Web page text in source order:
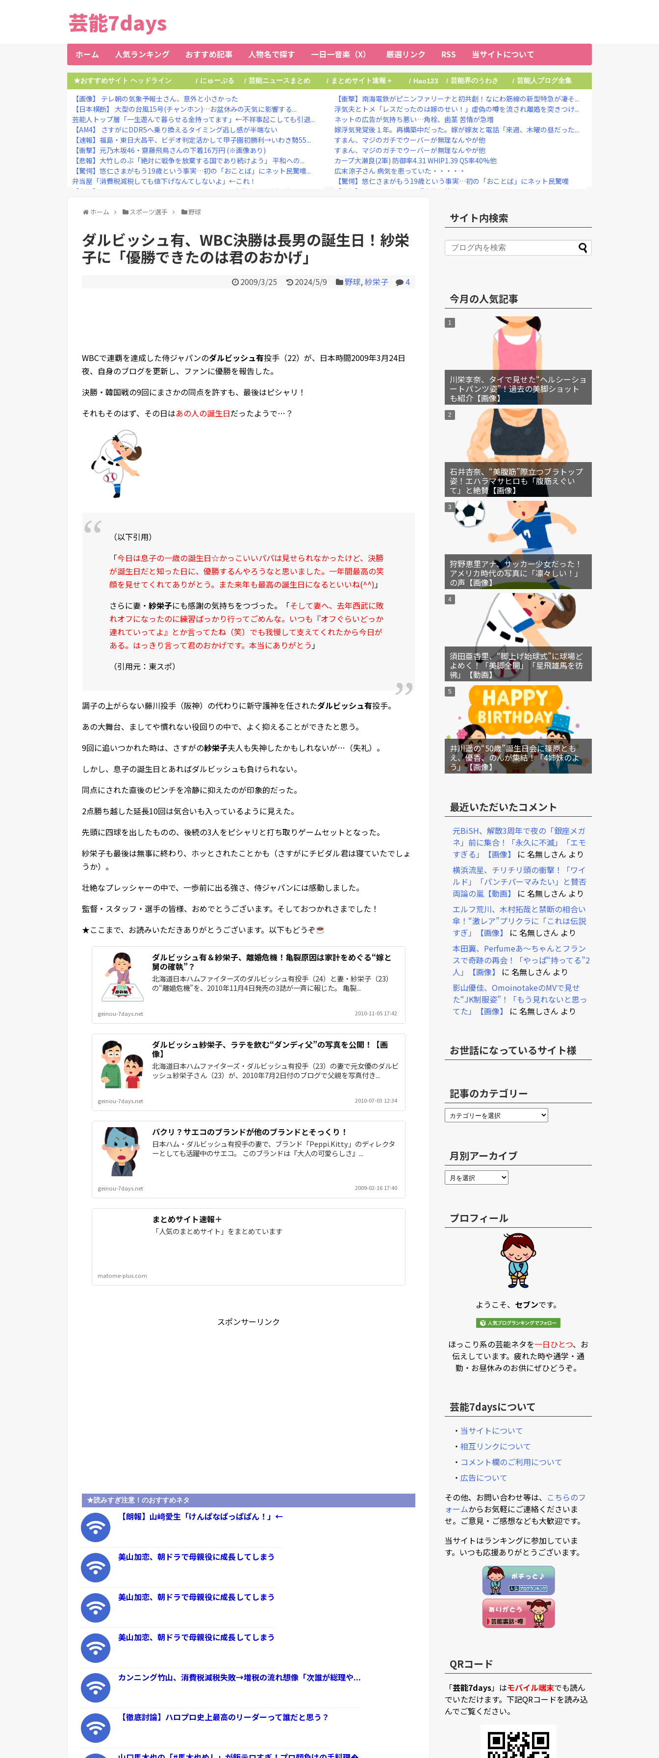
芸能7days
ホーム 人気ランキング おすすめ記事 人物名で探す 一日一音楽（X） 厳選リンク RSS 当サイトについて
★おすすめサイト ヘッドライン / にゅーぷる / 芸能ニュースまとめ / まとめサイト速報＋ / Hao123 / 芸能界のうわさ / 芸能人ブログ全集
【画像】 テレ朝の気象予報士さん、意外と小さかった
【日本横断】 大型の台風15号(チャンホン)…お盆休みの天気に影響する...
芸能人トップ層「一生遊んで暮らせる金持ってます」←不祥事起こしても引退...
【AM4】 さすがにDDR5へ乗り換えるタイミング逃し感が半端ない
【速報】福島・東日大昌平、ビデオ判定活かして甲子園初勝利→いわき勢55...
【衝撃】元乃木坂46・齋藤飛鳥さんの下着16万円 (※画像あり)
【悲報】大竹しのぶ「絶対に戦争を放棄する国であり続けよう」 平和への...
【驚愕】悠仁さまがもう19歳という事実…初の「おことば」にネット民驚嘆...
弁当屋「消費税減税しても値下げなんてしないよ」←これ！
【悲報】コカコーラ240円、ジョージ180円、9月1日出荷分から値上げ
Powered by livedoor 相互RSS
【衝撃】南海電鉄がピニンファリーナと初共創！なにわ筋線の新型特急が凄そ...
浮気夫とトメ「レスだったのは嫁のせい！」虚偽の噂を流され離婚を突きつけ...
ネットの広告が気持ち悪い…角栓、歯茎 苦情が急増
嫁浮気発覚後１年。再構築中だった。嫁が嫁友と電話「来週、木曜の昼だった...
すまん、マジのガチでウーバーが無理なんやが他
すまん、マジのガチでウーバーが無理なんやが他
カープ大瀬良(2軍) 防御率4.31 WHIP1.39 QS率40%他
広末涼子さん 病気を患っていた・・・・・
【驚愕】悠仁さまがもう19歳という事実…初の「おことば」にネット民驚嘆
【悲報】ドン・キホーテ、『悲惨な状態』になってしまう・・・・
ひろゆき氏の妻・西村ゆか氏、新党結成巡る“ブチギレ”投稿を謝罪「配慮に...
ホーム スポーツ選手 野球
ダルビッシュ有、WBC決勝は長男の誕生日！紗栄
子に「優勝できたのは君のおかげ」
2009/3/25 2024/5/9 野球, 紗栄子 4
WBCで連覇を達成した侍ジャパンのダルビッシュ有投手（22）が、日本時間2009年3月24日
夜、自身のブログを更新し、ファンに優勝を報告した。
決勝・韓国戦の9回にまさかの同点を許すも、最後はピシャリ！
それもそのはず、その日はあの人の誕生日だったようで…？
（以下引用）
「今日は息子の一歳の誕生日☆かっこいいパパは見せられなかったけど、決勝
が誕生日だと知った日に、優勝するんやろうなと思いました。一年間最高の笑
顔を見せてくれてありがとう。また来年も最高の誕生日になるといいね(^^)」
さらに妻・ 紗栄子にも感謝の気持ちをつづった。「そして妻へ、去年西武に敗
れオフになったのに練習ばっかり行ってごめんな。いつも『オフぐらいどっか
連れていってよ』とか言ってたね（笑）でも我慢して支えてくれたから今日が
ある。はっきり言って君のおかげです。本当にありがとう」
（引用元：東スポ）
調子の上がらない藤川投手（阪神）の代わりに新守護神を任されたダルビッシュ有投手。
あの大舞台、ましてや慣れない役回りの中で、よく抑えることができたと思う。
9回に追いつかれた時は、さすがの紗栄子夫人も失神したかもしれないが…（失礼）。
しかし、息子の誕生日とあればダルビッシュも負けられない。
同点にされた直後のピンチを冷静に抑えたのが印象的だった。
2点勝ち越した延長10回は気合いも入っているように見えた。
先頭に四球を出したものの、後続の3人をピシャリと打ち取りゲームセットとなった。
紗栄子も最後は無事に終わり、ホッとされたことかも（さすがにチビダル君は寝ていたでしょ
うか）。
壮絶なプレッシャーの中で、一歩前に出る強さ、侍ジャパンには感動しました。
監督・スタッフ・選手の皆様、おめでとうございます。そしておつかれさまでした！
★ここまで、お読みいただきありがとうございます。以下もどうぞ
ダルビッシュ有＆紗栄子、離婚危機！亀裂原因は家計をめぐる“嫁と
舅の確執”？
北海道日本ハムファイターズのダルビッシュ有投手（24）と妻・紗栄子（23）
の“離婚危機”を、2010年11月4日発売の3誌が一斉に報じた。 亀裂...
geinou-7days.net 2010-11-05 17:42
ダルビッシュ紗栄子、ラテを飲む“ダンディ父”の写真を公開！【画
像】
北海道日本ハムファイターズ・ダルビッシュ有投手（23）の妻で元女優のダルビ
ッシュ紗栄子さん（23）が、2010年7月2日付のブログで父親を写真付き...
geinou-7days.net 2010-07-03 12:34
パクリ？サエコのブランドが他のブランドとそっくり！
日本ハム・ダルビッシュ有投手の妻で、ブランド「Peppi.Kitty」のディレクタ
ーとしても活躍中のサエコ。 このブランドは『大人の可愛らしさ』...
geinou-7days.net 2009-02-16 17:40
まとめサイト速報＋
「人気のまとめサイト」をまとめています
matome-plus.com
スポンサーリンク
★読みすぎ注意！のおすすめネタ
【朗報】山﨑愛生「けんぱなぱっぱぱん！」←
美山加恋、朝ドラで母親役に成長してしまう
美山加恋、朝ドラで母親役に成長してしまう
美山加恋、朝ドラで母親役に成長してしまう
カンニング竹山、消費税減税失敗→増税の流れ想像「次誰が総理や...
【徹底討論】ハロプロ史上最高のリーダーって誰だと思う？
サイト内検索
今月の人気記事
川栄李奈、タイで見せた“ヘルシーショ
ートパンツ姿”！過去の美脚ショット
も紹介【画像】
石井杏奈、“美腹筋”際立つブラトップ
姿！エハラマサヒロも「腹筋えぐい
て」と絶賛【画像】
狩野恵里アナ、サッカー少女だった！
アメリカ時代の写真に「凛々しい！」
の声【画像】
須田亜香里、“脚上げ始球式”に球場ど
よめく！「美脚全開」「星飛雄馬を彷
彿」【動画】
井川遥の“50歳”誕生日会に篠原とも
え、優香、のんが集結！「4姉妹のよ
う」【画像】
最近いただいたコメント
元BiSH、解散3周年で夜の「銀座メガ
ネ」前に集合！「永久に不滅」「エモ
すぎる」【画像】
に 名無しさん より
横浜流星、チリチリ頭の衝撃！「ワイ
ルド」「パンチパーマみたい」と賛否
両論の嵐【動画】
に 名無しさん より
エルフ荒川、木村拓哉と禁断の相合い
傘！“激レア”プリクラに「これは伝説
すぎ」【画像】
に 名無しさん より
本田翼、Perfumeあ～ちゃんとフラン
スで奇跡の再会！「やっぱ“持ってる”2
人」【画像】
に 名無しさん より
影山優佳、OmoinotakeのMVで見せ
た“JK制服姿”！「もう見れないと思っ
てた」【画像】
に 名無しさん より
お世話になっているサイト様
記事のカテゴリー
月別アーカイブ
プロフィール
ようこそ、 セブンです。
ほっこり系の芸能ネタを一日ひとつ、お
伝えしています。疲れた時や通学・通
勤・お昼休みのお供にぜひどうぞ。
芸能7daysについて
・ 当サイトについて
・ 相互リンクについて
・ コメント欄のご利用について
・ 広告について
その他、お問い合わせ等は、 こちらのフ
ォームからお気軽にご連絡くださいま
せ。ご意見・ご感想なども大歓迎です。
当サイトはランキングに参加していま
す。いつも応援ありがとうございます。
QRコード
「芸能7days」はモバイル端末でも読ん
でいただけます。下記QRコードを読み込
んでご覧ください。